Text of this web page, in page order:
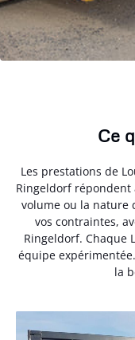
Ce
Les prestations de
Ringeldorf
volume ou la nature
vos contraintes,
Ringeldorf. Chaque
équipe
la